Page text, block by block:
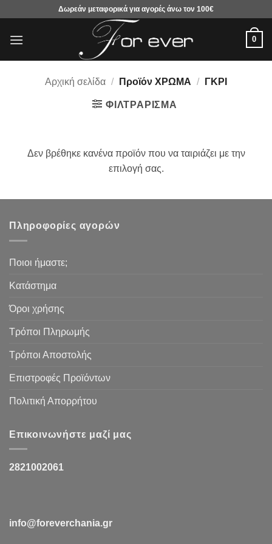
περιεχόμενο
Δωρεάν μεταφορικά για αγορές άνω τον 100€
0
Αρχική σελίδα / Προϊόν ΧΡΩΜΑ / ΓΚΡΙ
ΦΙΛΤΡΆΡΙΣΜΑ
Δεν βρέθηκε κανένα προϊόν που να ταιριάζει με την
επιλογή σας.
Πληροφορίες αγορών
Ποιοι ήμαστε;
Κατάστημα
Όροι χρήσης
Τρόποι Πληρωμής
Τρόποι Αποστολής
Επιστροφές Προϊόντων
Πολιτική Απορρήτου
Επικοινωνήστε μαζί μας
2821002061
info@foreverchania.gr